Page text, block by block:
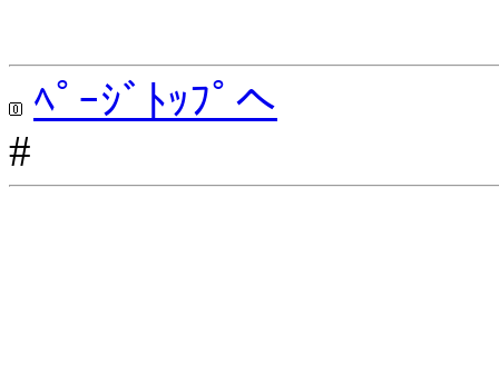
ﾍﾟｰｼﾞﾄｯﾌﾟへ
#